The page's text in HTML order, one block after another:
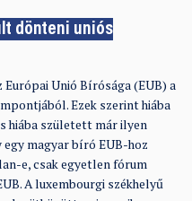
dönteni uniós
Unió Bírósága (EUB) a
Ezek szerint hiába
hiába született már ilyen
magyar bíró EUB-hoz
e, csak egyetlen fórum
A luxembourgi székhelyű